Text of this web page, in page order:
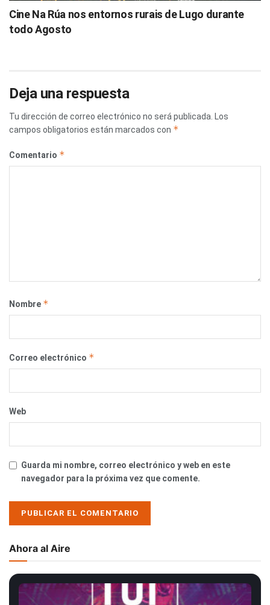
Cine Na Rúa nos entornos rurais de Lugo durante
todo Agosto
Deja una respuesta
Tu dirección de correo electrónico no será publicada.
Los
campos obligatorios están marcados con *
Comentario *
Nombre *
Correo electrónico *
Web
Guarda mi nombre, correo electrónico y web en este
navegador para la próxima vez que comente.
Ahora al Aire